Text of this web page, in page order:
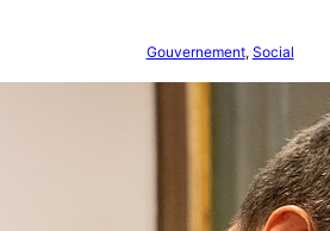
Gouvernement, Social